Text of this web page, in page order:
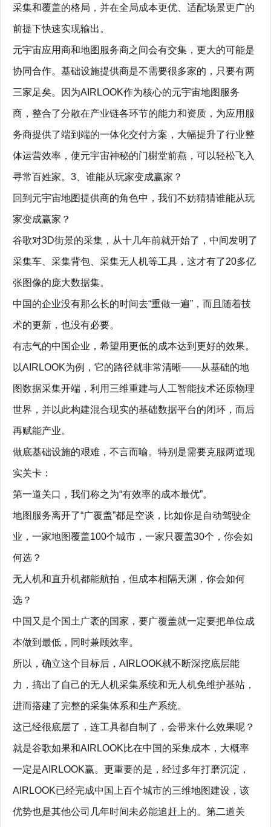
采集和覆盖的格局，并在全局成本更优、适配场景更广的
前提下快速实现输出。
元宇宙应用商和地图服务商之间会有交集，更大的可能是
协同合作。基础设施提供商是不需要很多家的，只要有两
三家足矣。因为AIRLOOK作为核心的元宇宙地图服务
商，整合了分散在产业链各环节的能力和资质，为应用服
务商提供了端到端的一体化交付方案，大幅提升了行业整
体运营效率，使元宇宙神秘的门榭堂前燕，可以轻松飞入
寻常百姓家。3、谁能从玩家变成赢家？
回到元宇宙地图提供商的角色中，我们不妨猜猜谁能从玩
家变成赢家？
谷歌对3D街景的采集，从十几年前就开始了，中间发明了
采集车、采集背包、采集无人机等工具，这才有了20多亿
张图像的庞大数据集。
中国的企业没有那么长的时间去“重做一遍”，而且随着技
术的更新，也没有必要。
有志气的中国企业，希望用更低的成本达到更好的效果。
以AIRLOOK为例，它的路径就非常清晰——从基础的地
图数据采集开端，利用三维重建与人工智能技术还原物理
世界，并以此构建混合现实的基础数据平台的闭环，而后
再赋能产业。
做底基础设施的艰难，不言而喻。特别是需要克服两道现
实关卡：
第一道关口，我们称之为“有效率的成本最优”。
地图服务离开了“广覆盖”都是空谈，比如你是自动驾驶企
业，一家地图覆盖100个城市，一家只覆盖30个，你会如
何选？
无人机和直升机都能航拍，但成本相隔天渊，你会如何
选？
中国又是个国土广袤的国家，要广覆盖就一定要把单位成
本做到最低，同时兼顾效率。
所以，确立这个目标后，AIRLOOK就不断深挖底层能
力，搞出了自己的无人机采集系统和无人机免维护基站，
进而搭建了完整的采集体系和生产系统。
这已经很底层了，连工具都自制了，会带来什么效果呢？
就是谷歌如果和AIRLOOK比在中国的采集成本，大概率
一定是AIRLOOK赢。更重要的是，经过多年打磨沉淀，
AIRLOOK已经完成中国上百个城市的三维地图建设，该
优势也是其他公司几年时间未必能追赶上的。第二道关